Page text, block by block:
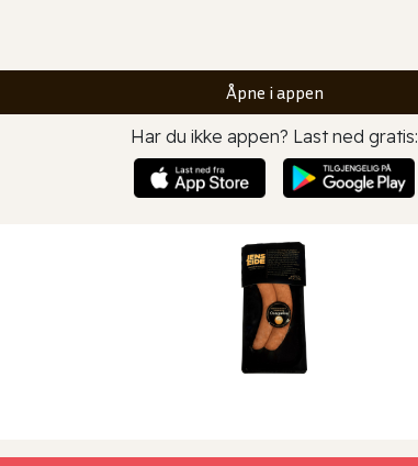
Åpne i appen
Har du ikke appen? Last ned gratis: